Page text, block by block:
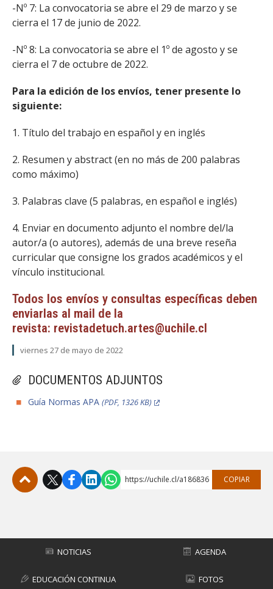
DOCUMENTOS ADJUNTOS
Guía Normas APA (PDF, 1326 KB)
-Nº 7: La convocatoria se abre el 29 de marzo y se
cierra el 17 de junio de 2022.
-Nº 8: La convocatoria se abre el 1º de agosto y se
cierra el 7 de octubre de 2022.
Para la edición de los envíos, tener presente lo
siguiente:
1. Título del trabajo en español y en inglés
2. Resumen y abstract (en no más de 200 palabras
como máximo)
3. Palabras clave (5 palabras, en español e inglés)
4. Enviar en documento adjunto el nombre del/la
autor/a (o autores), además de una breve reseña
curricular que consigne los grados académicos y el
vínculo institucional.
Todos los envíos y consultas específicas deben
enviarlas al mail de la
revista: revistadetuch.artes@uchile.cl
viernes 27 de mayo de 2022
https://uchile.cl/a186836 COPIAR
NOTICIAS AGENDA
EDUCACIÓN CONTINUA FOTOS